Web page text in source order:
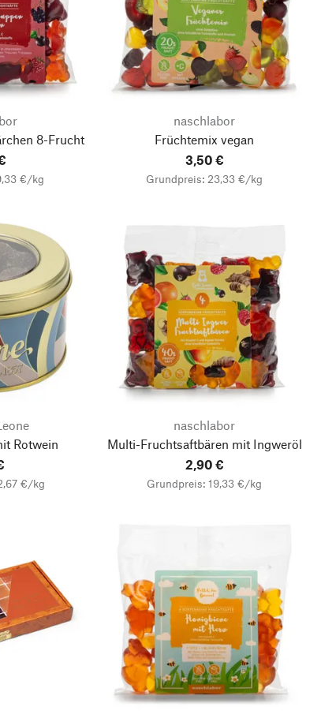
8-Frucht
€/kg
naschlabor
Früchtemix vegan
3,50 €
Grundpreis: 23,33 €/kg
Rotwein
€/kg
naschlabor
Multi-Fruchtsaftbären mit Ingweröl
2,90 €
Grundpreis: 19,33 €/kg